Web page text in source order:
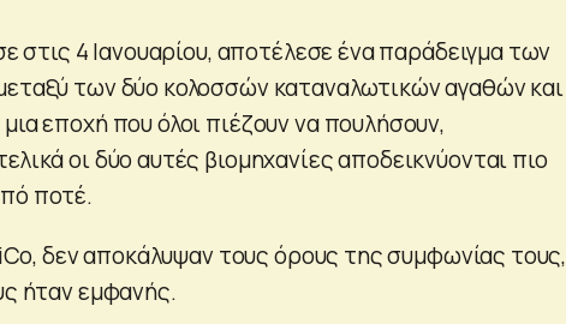
στις 4 Ιανουαρίου, αποτέλεσε ένα παράδειγμα των
των δύο κολοσσών καταναλωτικών αγαθών και
εποχή που όλοι πιέζουν να πουλήσουν,
οι δύο αυτές βιομηχανίες αποδεικνύονται πιο
ποτέ.
δεν αποκάλυψαν τους όρους της συμφωνίας τους,
ήταν εμφανής.